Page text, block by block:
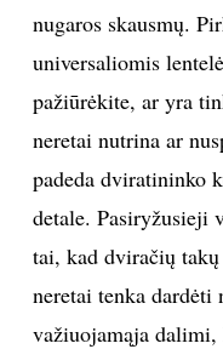
nugaros skausmų.
universaliomis
pažiūrėkite, ar yra
neretai nutrina ar
padeda dviratininko
detale. Pasiryžusieji
tai, kad dviračių takų
neretai tenka
važiuojamąja